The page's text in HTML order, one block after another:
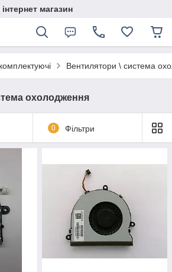
магазин
Вентилятори \ система
охолодження
0 Фільтри